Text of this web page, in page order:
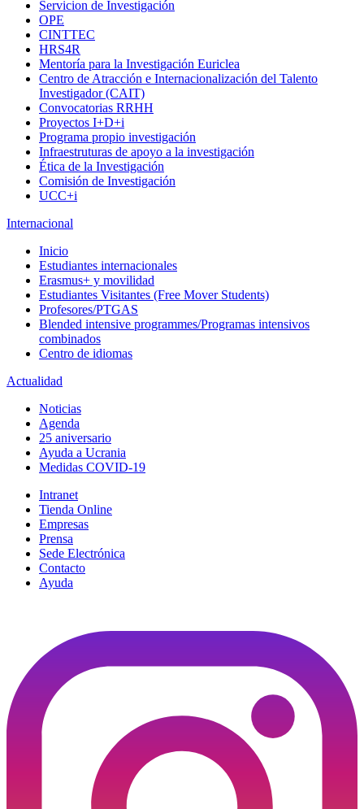
Servicion de Investigación
OPE
CINTTEC
HRS4R
Mentoría para la Investigación Euriclea
Centro de Atracción e Internacionalización del Talento
Investigador (CAIT)
Convocatorias RRHH
Proyectos I+D+i
Programa propio investigación
Infraestruturas de apoyo a la investigación
Ética de la Investigación
Comisión de Investigación
UCC+i
Internacional
Inicio
Estudiantes internacionales
Erasmus+ y movilidad
Estudiantes Visitantes (Free Mover Students)
Profesores/PTGAS
Blended intensive programmes/Programas intensivos
combinados
Centro de idiomas
Actualidad
Noticias
Agenda
25 aniversario
Ayuda a Ucrania
Medidas COVID-19
Intranet
Tienda Online
Empresas
Prensa
Sede Electrónica
Contacto
Ayuda